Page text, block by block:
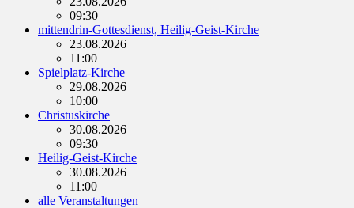
09:30
mittendrin-Gottesdienst, Heilig-Geist-Kirche
23.08.2026
11:00
Spielplatz-Kirche
29.08.2026
10:00
Christuskirche
30.08.2026
09:30
Heilig-Geist-Kirche
30.08.2026
11:00
alle Veranstaltungen